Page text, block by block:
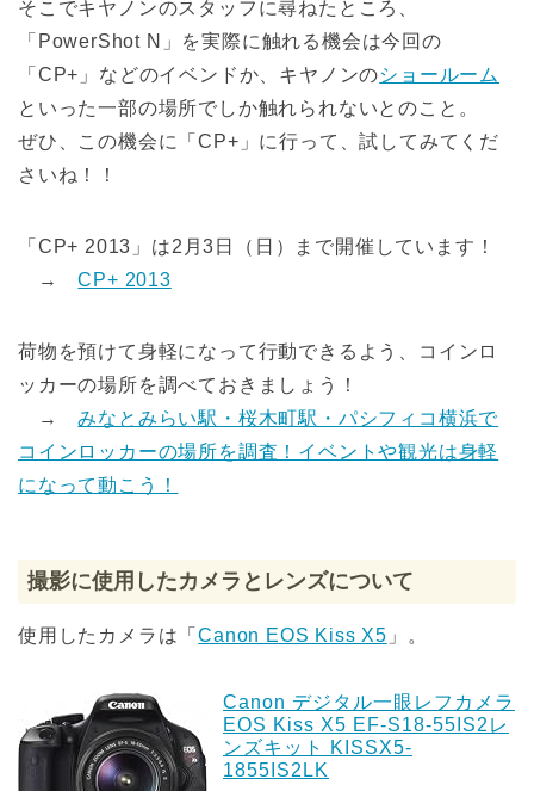
そこでキヤノンのスタッフに尋ねたところ、
「PowerShot N」を実際に触れる機会は今回の
「CP+」などのイベンドか、キヤノンのショールーム
といった一部の場所でしか触れられないとのこと。
ぜひ、この機会に「CP+」に行って、試してみてくだ
さいね！！
「CP+ 2013」は2月3日（日）まで開催しています！
→CP+ 2013
荷物を預けて身軽になって行動できるよう、コインロ
ッカーの場所を調べておきましょう！
→みなとみらい駅・桜木町駅・パシフィコ横浜で
コインロッカーの場所を調査！イベントや観光は身軽
になって動こう！
撮影に使用したカメラとレンズについて
使用したカメラは「Canon EOS Kiss X5 」。
Canon デジタル一眼レフカメラ
EOS Kiss X5 EF-S18-55IS2レ
ンズキット KISSX5-
1855IS2LK